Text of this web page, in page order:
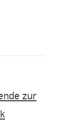
zur